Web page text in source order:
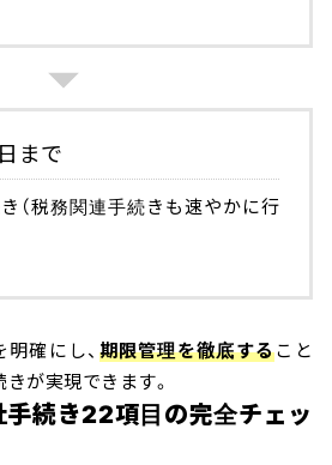
まで
（税務関連手続きも速やかに行
確にし、 期限管理を徹底すること
が実現できます。
手続き22項目の完全チェッ